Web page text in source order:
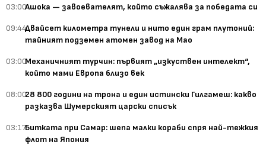
03:00Ашока — завоевателят, който съжалява за победата си
09:44Двайсет километра тунели и нито един грам плутоний:
тайният подземен атомен завод на Мао
03:00Механичният турчин: първият „изкуствен интелект“,
който мами Европа близо век
08:0028 800 години на трона и един истински Гилгамеш: какво
разказва Шумерският царски списък
03:17Битката при Самар: шепа малки кораби спря най-тежкия
флот на Япония